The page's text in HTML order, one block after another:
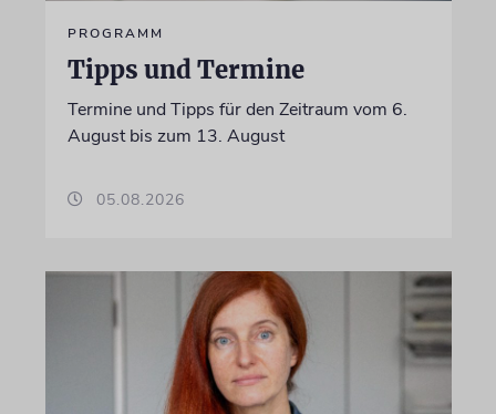
PROGRAMM
Tipps und Termine
Termine und Tipps für den Zeitraum vom 6.
August bis zum 13. August
05.08.2026